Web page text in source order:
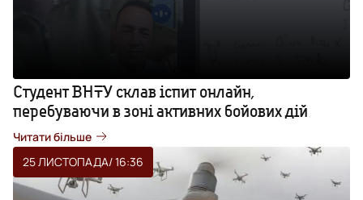
Студент ВНТУ склав іспит онлайн,
перебуваючи в зоні активних бойових дій
Читати більше
25 ЛИСТОПАДА/ 16:36